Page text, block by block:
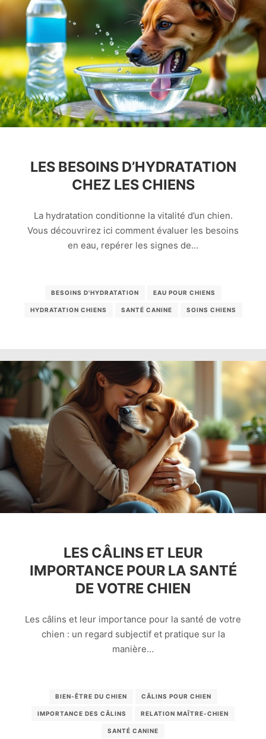
LES BESOINS D’HYDRATATION
CHEZ LES CHIENS
La hydratation conditionne la vitalité d’un chien.
Vous découvrirez ici comment évaluer les besoins
en eau, repérer les signes de…
BESOINS D'HYDRATATION EAU POUR CHIENS
HYDRATATION CHIENS SANTÉ CANINE SOINS CHIENS
LES CÂLINS ET LEUR
IMPORTANCE POUR LA SANTÉ
DE VOTRE CHIEN
Les câlins et leur importance pour la santé de votre
chien : un regard subjectif et pratique sur la
manière…
BIEN-ÊTRE DU CHIEN CÂLINS POUR CHIEN
IMPORTANCE DES CÂLINS RELATION MAÎTRE-CHIEN
SANTÉ CANINE